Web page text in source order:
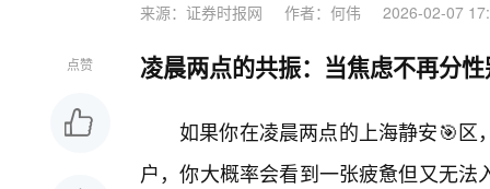
来源：证券时报网 作者：何伟 2026-02-07
点赞 凌晨两点的共振：当焦虑不再分
如果你在凌晨两点的上海静安🎯区
户，你大概率会看到一张疲惫但又无